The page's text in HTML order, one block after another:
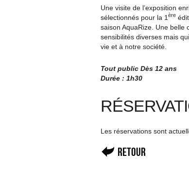
Une visite de l’exposition
sélectionnés pour la 1 ère
saison AquaRize. Une belle
sensibilités diverses mais
vie et à notre société.
Tout public Dès 12 ans
Durée : 1h30
Les réservations sont
Retour